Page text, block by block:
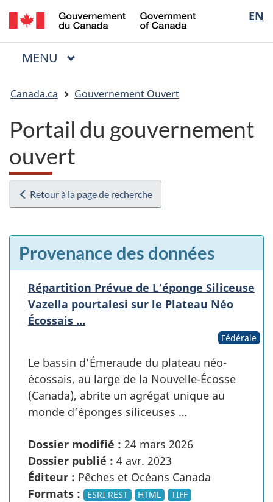
Passer
au
contenu
Passer
à
« Au
Passer
à
la
EN
of
Menu
MENU PRINCIPAL
êtes
ici
Canada.ca Gouvernement Ouvert
Portail du gouvernement
ouvert
Retour à la page de recherche
Provenance des données
Répartition Prévue de L’éponge Siliceuse
Vazella pourtalesi sur le Plateau Néo
Écossais …
Fédérale
Le bassin d’Émeraude du plateau néo-
écossais, au large de la Nouvelle-Écosse
(Canada), abrite un agrégat unique au
monde d’éponges siliceuses …
Dossier modifié : 24 mars 2026
Dossier publié : 4 avr. 2023
Éditeur : Pêches et Océans Canada
Formats :
ESRI REST HTML TIFF